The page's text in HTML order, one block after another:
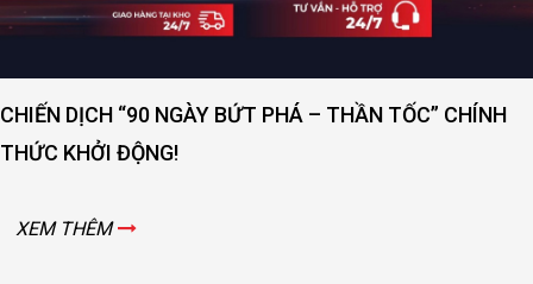
CHIẾN DỊCH “90 NGÀY BỨT PHÁ – THẦN TỐC” CHÍNH
THỨC KHỞI ĐỘNG!
XEM THÊM